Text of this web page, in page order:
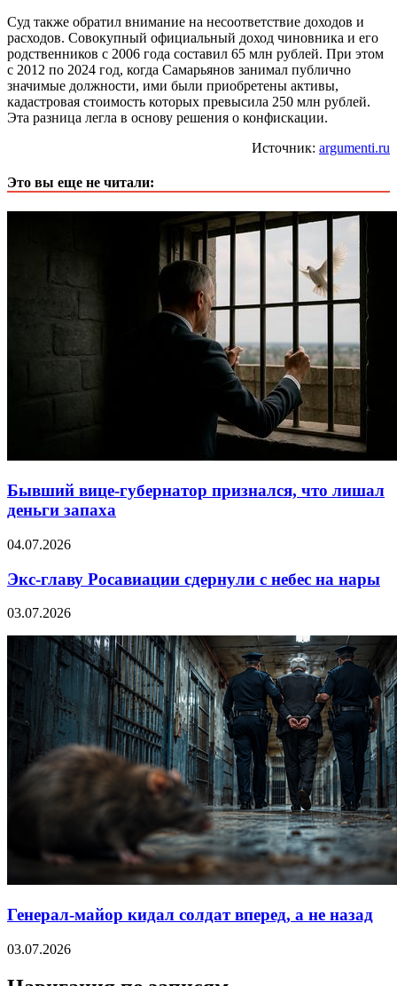
Суд также обратил внимание на несоответствие доходов и
расходов. Совокупный официальный доход чиновника и его
родственников с 2006 года составил 65 млн рублей. При этом
с 2012 по 2024 год, когда Самарьянов занимал публично
значимые должности, ими были приобретены активы,
кадастровая стоимость которых превысила 250 млн рублей.
Эта разница легла в основу решения о конфискации.
Источник: argumenti.ru
Это вы еще не читали:
Бывший вице-губернатор признался, что лишал
деньги запаха
04.07.2026
Экс-главу Росавиации сдернули с небес на нары
03.07.2026
Генерал-майор кидал солдат вперед, а не назад
03.07.2026